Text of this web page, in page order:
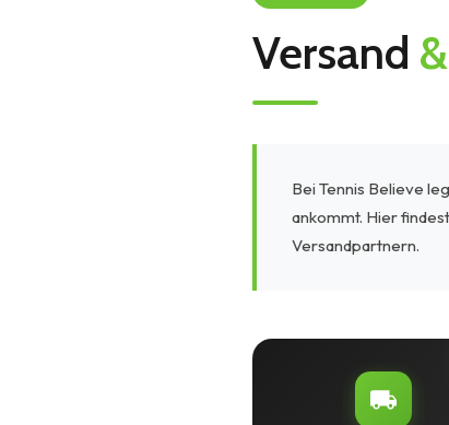
Versand &
Bei Tennis Believe
ankommt. Hier
Versandpartnern.